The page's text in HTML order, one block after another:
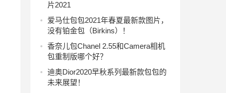
片2021
爱马仕包包2021年春夏最新款图片，
没有铂金包（Birkins）！
香奈儿包Chanel 2.55和Camera相机
包重制版哪个好？
迪奥Dior2020早秋系列最新款包包的
未来展望！